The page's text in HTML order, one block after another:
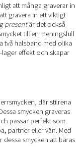
att många graverar in
gravera in ett viktigt
presentär det också
till en meningsfull
två halsband med olika
effekt och skapar
där stilrena
smycken graveras
passar perfekt som
partner eller vän. Med
smycken att bäras